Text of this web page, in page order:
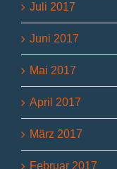
Juli 2017
Juni 2017
Mai 2017
April 2017
März 2017
Februar 2017